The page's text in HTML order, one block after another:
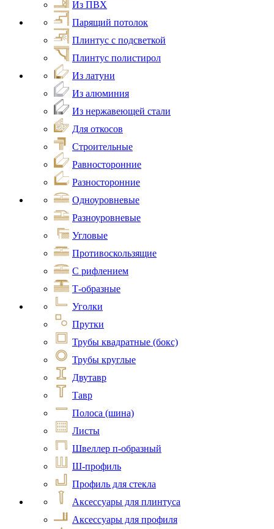
Из ПВХ
Парящий потолок
Плинтус с подсветкой
Плинтус полистирол
Из латуни
Из алюминия
Из нержавеющей стали
Для откосов
Строительные
Равносторонние
Разносторонние
Одноуровневые
Разноуровневые
Угловые
Противоскользящие
С рифлением
Т-образные
Уголки
Прутки
Трубы квадратные (бокс)
Трубы круглые
Двутавр
Тавр
Полоса (шина)
Листы
Швеллер п-образный
Ш-профиль
Профиль для стекла
Аксессуары для плинтуса
Аксессуары для профиля